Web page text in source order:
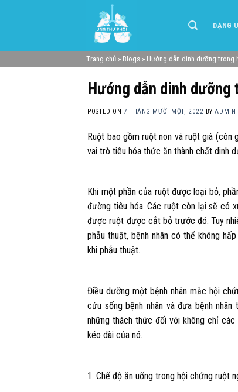
DẠNG
Trang chủ » Blogs » Hướng dẫn dinh dưỡng trong
Hướng dẫn dinh
POSTED ON 7 THÁNG MƯỜI MỘT, 2022 BYADMIN
Ruột bao gồm ruột non và ruột già (còn
vai trò tiêu hóa thức ăn thành chất dinh
Khi một phần của ruột được loại bỏ,
đường tiêu hóa. Các ruột còn lại sẽ có
được ruột được cắt bỏ trước đó. Tuy
phẫu thuật, bệnh nhân có thể không
khi phẫu thuật.
Điều dưỡng một bệnh nhân mắc hội
cứu sống bệnh nhân và đưa bệnh
những thách thức đối với không chỉ
kéo dài của nó.
1. Chế độ ăn uống trong hội chứng ruột